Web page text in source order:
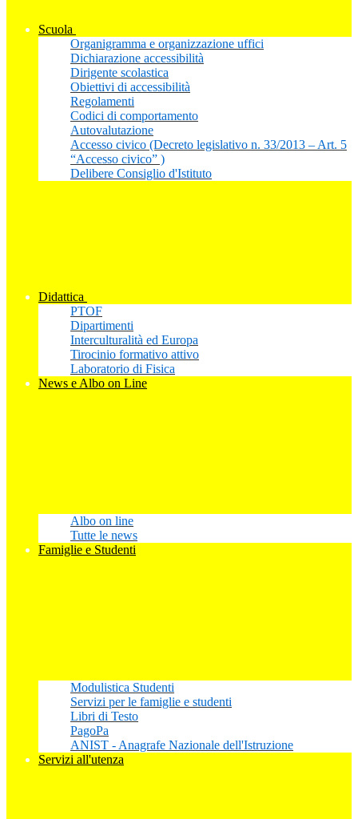
Scuola
Organigramma e organizzazione uffici
Dichiarazione accessibilità
Dirigente scolastica
Obiettivi di accessibilità
Regolamenti
Codici di comportamento
Autovalutazione
Accesso civico (Decreto legislativo n. 33/2013 – Art. 5
“Accesso civico” )
Delibere Consiglio d'Istituto
Didattica
PTOF
Dipartimenti
Interculturalità ed Europa
Tirocinio formativo attivo
Laboratorio di Fisica
News e Albo on Line
Albo on line
Tutte le news
Famiglie e Studenti
Modulistica Studenti
Servizi per le famiglie e studenti
Libri di Testo
PagoPa
ANIST - Anagrafe Nazionale dell'Istruzione
Servizi all'utenza